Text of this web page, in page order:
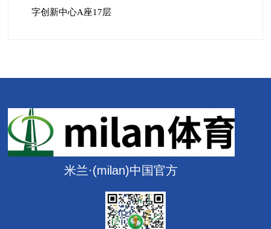
字创新中心A座17层
米兰·(milan)中国官方